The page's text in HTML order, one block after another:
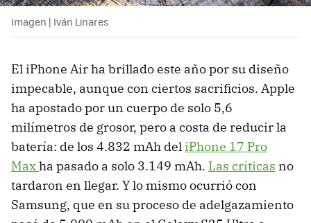
Imagen | Iván Linares
El iPhone Air ha brillado este año por su diseño
impecable, aunque con ciertos sacrificios. Apple
ha apostado por un cuerpo de solo 5,6
milímetros de grosor, pero a costa de reducir la
batería: de los 4.832 mAh del iPhone 17 Pro
Maxha pasado a solo 3.149 mAh. Las críticas no
tardaron en llegar. Y lo mismo ocurrió con
Samsung, que en su proceso de adelgazamiento